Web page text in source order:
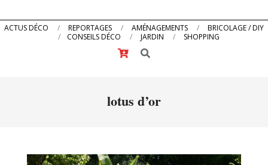
Primary
ACTUS DÉCO REPORTAGES AMÉNAGEMENTS
BRICOLAGE / DIY
CONSEILS DÉCO
JARDIN
SHOPPING
Search
lotus d’or